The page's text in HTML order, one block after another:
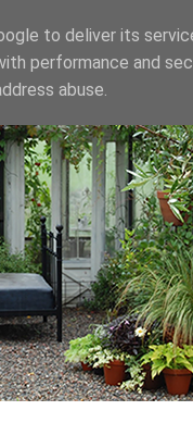
to deliver its
performance and
abuse.